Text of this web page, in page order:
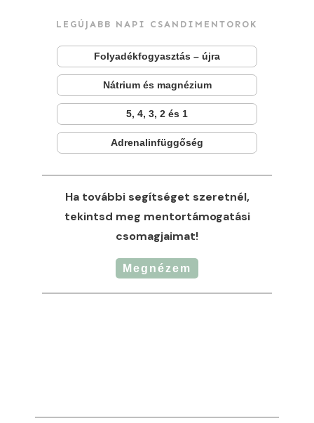
LEGÚJABB NAPI CSANDIMENTOROK
Folyadékfogyasztás – újra
Nátrium és magnézium
5, 4, 3, 2 és 1
Adrenalinfüggőség
Ha további segítséget szeretnél,
tekintsd meg mentortámogatási
csomagjaimat!
Megnézem